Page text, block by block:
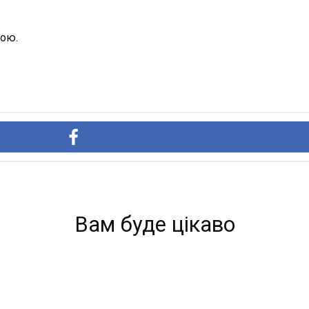
Вам буде цікаво